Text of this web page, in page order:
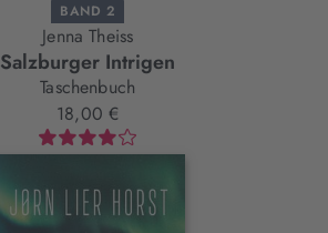
BAND 2
Jenna Theiss
Salzburger Intrigen
Taschenbuch
18,00 €